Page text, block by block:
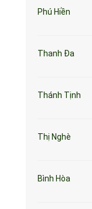
Phú Hiền
Thanh Đa
Thánh Tịnh
Thị Nghè
Bình Hòa